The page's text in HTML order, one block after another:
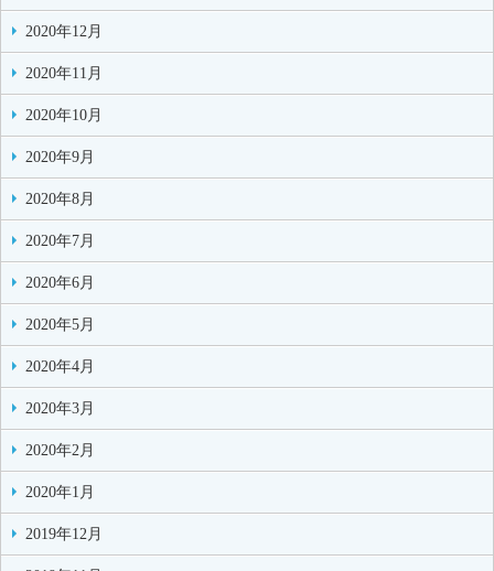
2020年12月
2020年11月
2020年10月
2020年9月
2020年8月
2020年7月
2020年6月
2020年5月
2020年4月
2020年3月
2020年2月
2020年1月
2019年12月